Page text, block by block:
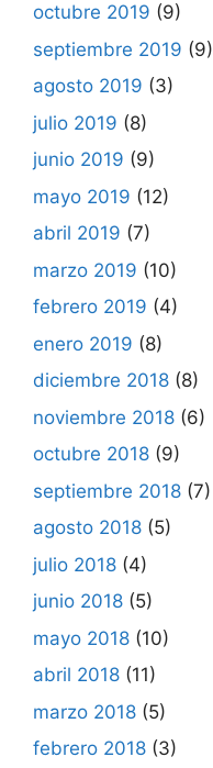
octubre 2019 (9)
septiembre 2019 (9)
agosto 2019 (3)
julio 2019 (8)
junio 2019 (9)
mayo 2019 (12)
abril 2019 (7)
marzo 2019 (10)
febrero 2019 (4)
enero 2019 (8)
diciembre 2018 (8)
noviembre 2018 (6)
octubre 2018 (9)
septiembre 2018 (7)
agosto 2018 (5)
julio 2018 (4)
junio 2018 (5)
mayo 2018 (10)
abril 2018 (11)
marzo 2018 (5)
febrero 2018 (3)